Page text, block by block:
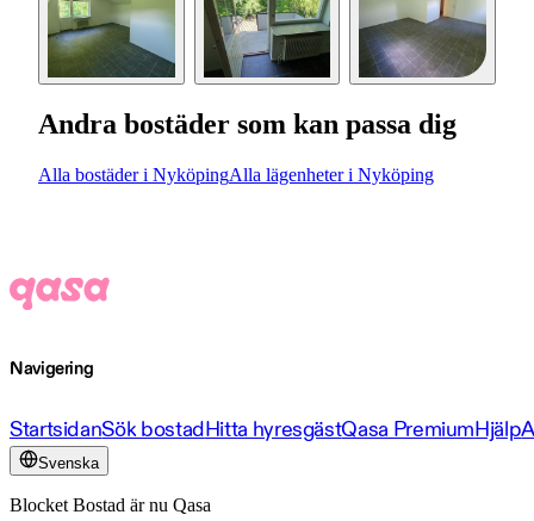
Andra bostäder som kan passa dig
Alla bostäder i NyköpingAlla lägenheter i Nyköping
Navigering
StartsidanSök bostadHitta hyresgästQasa PremiumHjälp
Svenska
Blocket Bostad är nu Qasa